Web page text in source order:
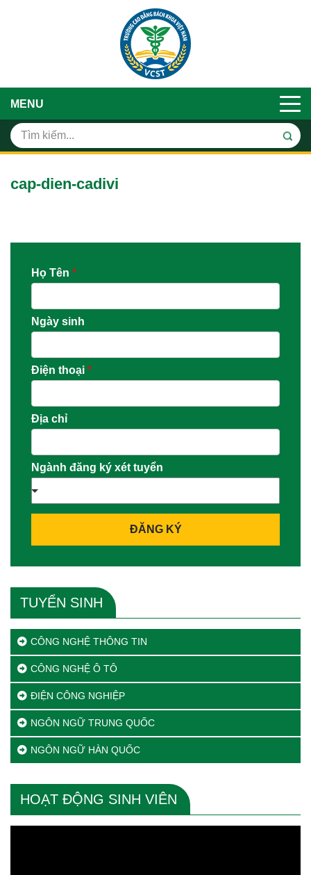
MENU
cap-dien-cadivi
Họ Tên *
Ngày sinh
Điện thoại *
Địa chỉ
Ngành đăng ký xét tuyển
ĐĂNG KÝ
TUYỂN SINH
CÔNG NGHỆ THÔNG TIN
CÔNG NGHỆ Ô TÔ
ĐIỆN CÔNG NGHIỆP
NGÔN NGỮ TRUNG QUỐC
NGÔN NGỮ HÀN QUỐC
HOẠT ĐỘNG SINH VIÊN